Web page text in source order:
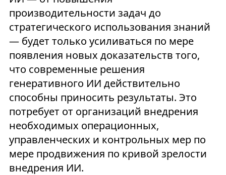
производительности задач до
стратегического использования знаний
— будет только усиливаться по мере
появления новых доказательств того,
что современные решения
генеративного ИИ действительно
способны приносить результаты. Это
потребует от организаций внедрения
необходимых операционных,
управленческих и контрольных мер по
мере продвижения по кривой зрелости
внедрения ИИ.